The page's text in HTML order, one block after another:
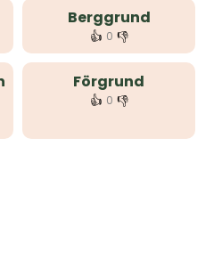
Berggrund
👍 0 👎
Förgrund
👍 0 👎